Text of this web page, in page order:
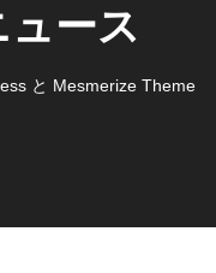
ース
と Mesmerize Theme